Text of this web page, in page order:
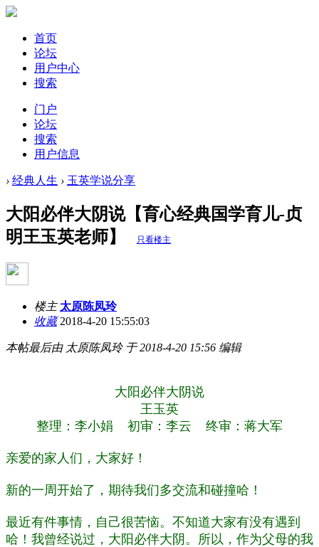
首页
论坛
用户中心
搜索
门户
论坛
搜索
用户信息
› 经典人生 › 玉英学说分享
大阳必伴大阴说【育心经典国学育儿-贞
明王玉英老师】
只看楼主
楼主 太原陈凤玲
收藏2018-4-20 15:55:03
本帖最后由 太原陈凤玲 于 2018-4-20 15:56 编辑
大阳必伴大阴说
王玉英
整理：李小娟 初审：李云 终审：蒋大军
亲爱的家人们，大家好！
新的一周开始了，期待我们多交流和碰撞哈！
最近有件事情，自己很苦恼。不知道大家有没有遇到
哈！我曾经说过，大阳必伴大阴。所以，作为父母的我